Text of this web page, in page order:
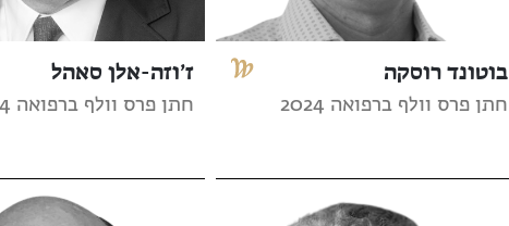
בוטונד רוסקה
חתן פרס וולף ברפואה 2024
ז’וזה-אלן סאהל
חתן פרס וולף ברפואה 2024